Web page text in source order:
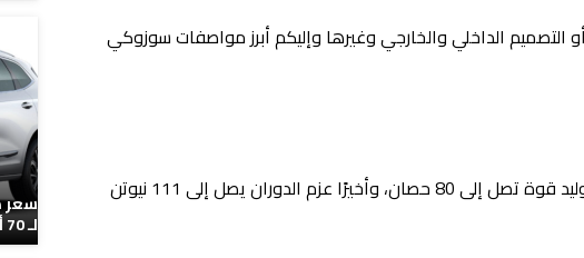
التصميم الداخلي والخارجي وغيرها وإليكم أبرز مواصفات سوزوكي
تشتمل السيارة على محرك قوي سعته تبلغ نحو 1.2 لتر، بينما يقوم المحرك بتوليد قوة تصل إلى 80 حصان، وأخيرًا عزم الدوران يصل إلى 111 نيوتن
لـ 70 ألف جنيه على كل الفئات